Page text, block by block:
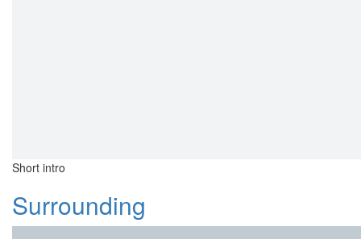
Short intro
Surrounding